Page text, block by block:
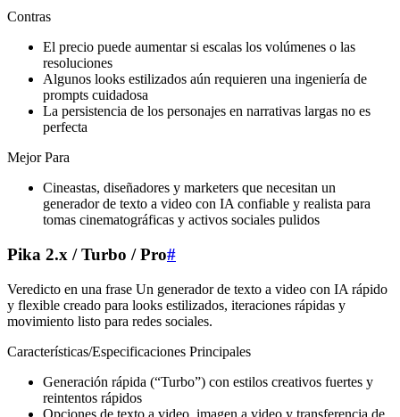
Contras
El precio puede aumentar si escalas los volúmenes o las
resoluciones
Algunos looks estilizados aún requieren una ingeniería de
prompts cuidadosa
La persistencia de los personajes en narrativas largas no es
perfecta
Mejor Para
Cineastas, diseñadores y marketers que necesitan un
generador de texto a video con IA confiable y realista para
tomas cinematográficas y activos sociales pulidos
Pika 2.x / Turbo / Pro#
Veredicto en una frase Un generador de texto a video con IA rápido
y flexible creado para looks estilizados, iteraciones rápidas y
movimiento listo para redes sociales.
Características/Especificaciones Principales
Generación rápida (“Turbo”) con estilos creativos fuertes y
reintentos rápidos
Opciones de texto a video, imagen a video y transferencia de